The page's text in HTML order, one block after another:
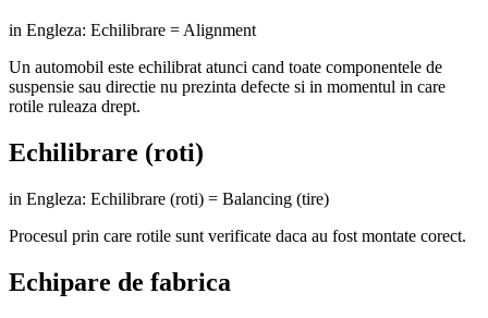
in Engleza: Echilibrare = Alignment
Un automobil este echilibrat atunci cand toate componentele de
suspensie sau directie nu prezinta defecte si in momentul in care
rotile ruleaza drept.
Echilibrare (roti)
in Engleza: Echilibrare (roti) = Balancing (tire)
Procesul prin care rotile sunt verificate daca au fost montate corect.
Echipare de fabrica